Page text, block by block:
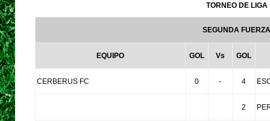
TORNEO DE LIGA
SEGUNDA
EQUIPO GOL Vs GOL
CERBERUS FC 0 - 4
2